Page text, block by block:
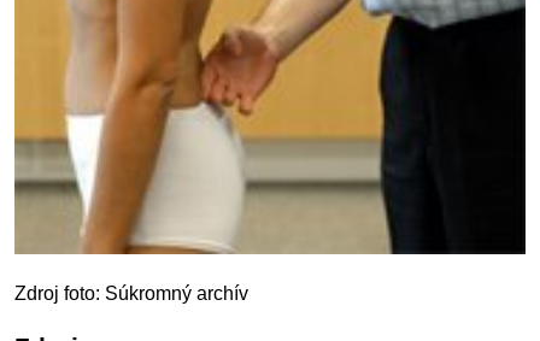
Zdroj foto: Súkromný archív